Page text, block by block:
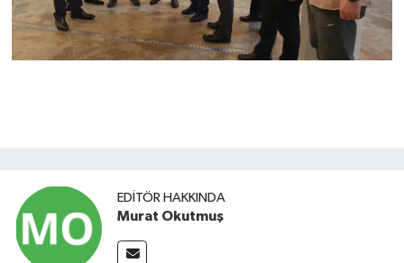
EDITÖR HAKKINDA
Murat Okutmuş